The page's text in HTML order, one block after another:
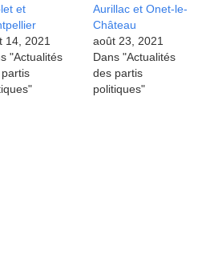
et
14, 2021
"Actualités
Aurillac et Onet-le-
Château
août 23, 2021
Dans "Actualités
des partis
politiques"